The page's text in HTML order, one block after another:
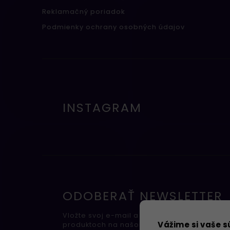
Vážime si vaše
Reklamačný poriadok
Podmienky ochrany osobných údajov
INSTAGRAM
ODOBERAŤ NEWSLETTER
Vložte svoj e-mail a my Vám budeme
produktoch na našom e-shope.